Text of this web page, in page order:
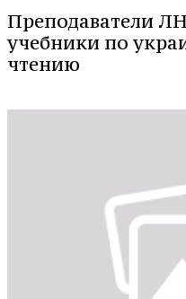
Преподаватели
учебники по
чтению